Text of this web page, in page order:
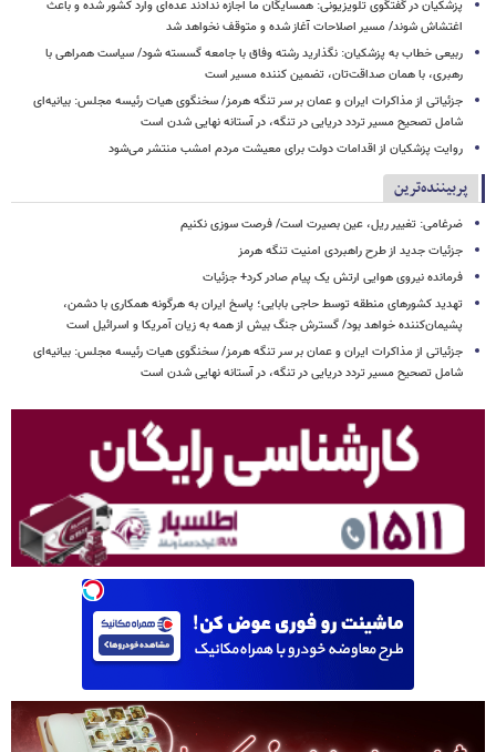
پزشکیان در گفتگوی تلویزیونی: همسایگان ما اجازه ندادند عده‌ای وارد کشور شده و باعث
اغتشاش شوند/ مسیر اصلاحات آغاز شده و متوقف نخواهد شد
ربیعی خطاب به پزشکیان: نگذارید رشته وفاق با جامعه گسسته شود/ سیاست همراهی با
رهبری، با همان صداقت‌تان، تضمین کننده مسیر است
جزئیاتی از مذاکرات ایران و عمان بر سر تنگه هرمز/ سخنگوی هیات رئیسه مجلس: بیانیه‌ای
شامل تصحیح مسیر تردد دریایی در تنگه، در آستانه نهایی شدن است
روایت پزشکیان از اقدامات دولت برای معیشت مردم امشب منتشر می‌شود
پربیننده‌ترین
ضرغامی: تغییر ریل، عین بصیرت است/ فرصت سوزی نکنیم
جزئیات جدید از طرح راهبردی امنیت تنگه هرمز
فرمانده نیروی هوایی ارتش یک پیام صادر کرد+ جزئیات
تهدید کشورهای منطقه توسط حاجی بابایی؛ پاسخ ایران به هرگونه همکاری با دشمن،
پشیمان‌کننده خواهد بود/ گسترش جنگ بیش از همه به زیان آمریکا و اسرائیل است
جزئیاتی از مذاکرات ایران و عمان بر سر تنگه هرمز/ سخنگوی هیات رئیسه مجلس: بیانیه‌ای
شامل تصحیح مسیر تردد دریایی در تنگه، در آستانه نهایی شدن است